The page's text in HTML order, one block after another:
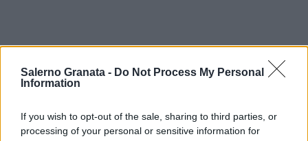
Salerno Granata - Do Not Process My Personal
Information
If you wish to opt-out of the sale, sharing to third parties, or
processing of your personal or sensitive information for